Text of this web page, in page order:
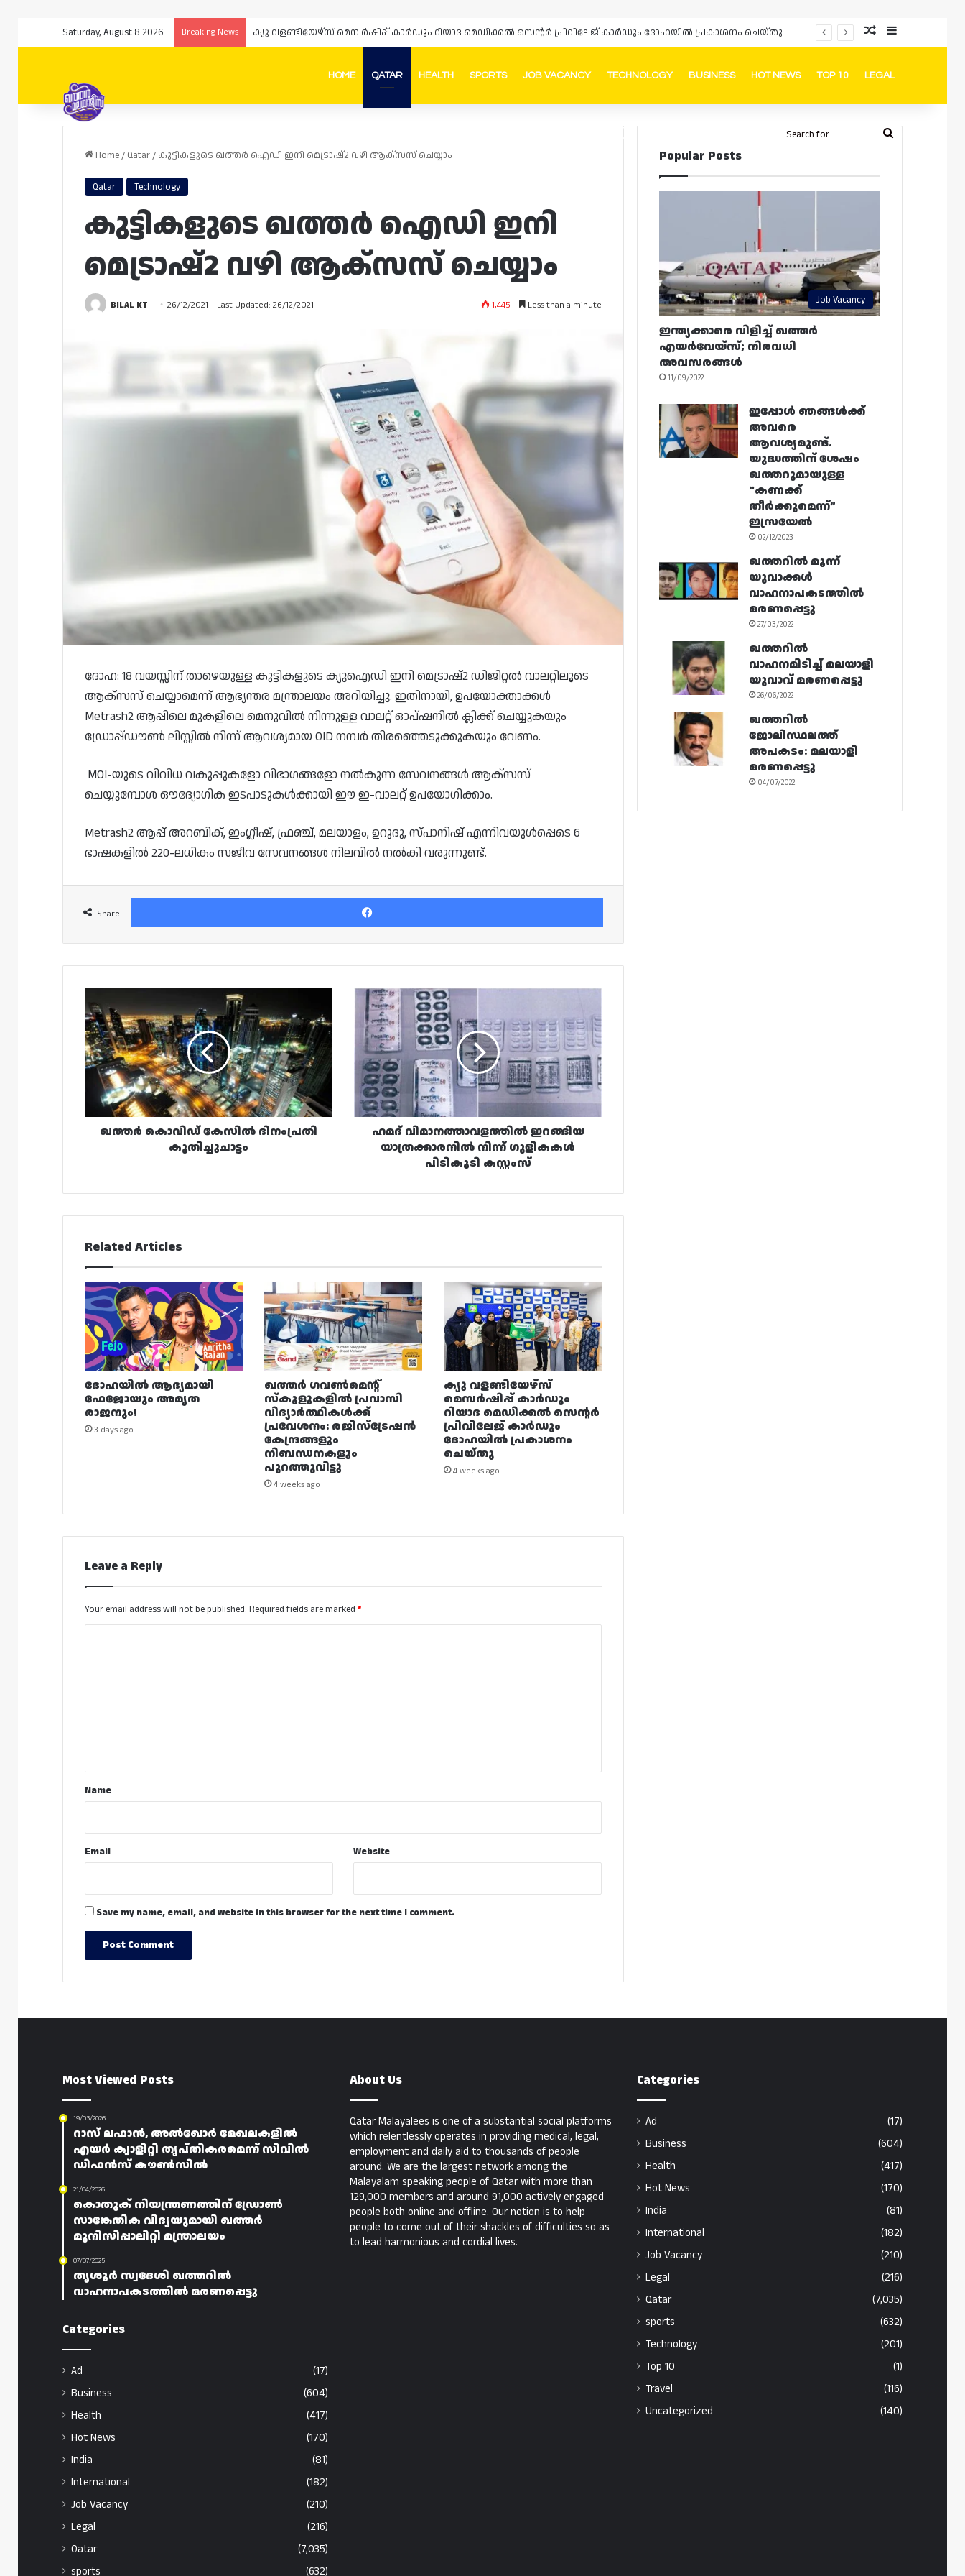
Saturday, August 8 2026 Breaking News ക്യു വളണ്ടിയേഴ്‌സ് മെമ്പർഷിപ്പ് കാർഡും റിയാദ മെഡിക്കൽ സെന്റർ പ്രിവിലേജ് കാർഡും ദോഹയിൽ പ്രകാശനം ചെയ്തു Random Article
Sidebar
HOME QATAR HEALTH SPORTS JOB VACANCY TECHNOLOGY BUSINESS HOT NEWS TOP 10 LEGAL
FacebookInstagram
Telegram
Whatsapp Random Article
Switch skin
Search
Home/ Qatar/ കുട്ടികളുടെ ഖത്തർ ഐഡി ഇനി മെട്രാഷ്2 വഴി ആക്സസ് ചെയ്യാം
Qatar Technology
കുട്ടികളുടെ ഖത്തർ ഐഡി ഇനി
മെട്രാഷ്2 വഴി ആക്സസ് ചെയ്യാം
BILAL KT 26/12/2021 Last Updated: 26/12/2021 1,445 Less than a minute
ദോഹ: 18 വയസ്സിന് താഴെയുള്ള കുട്ടികളുടെ ക്യുഐഡി ഇനി മെട്രാഷ്2 ഡിജിറ്റൽ വാലറ്റിലൂടെ
ആക്‌സസ് ചെയ്യാമെന്ന് ആഭ്യന്തര മന്ത്രാലയം അറിയിച്ചു. ഇതിനായി, ഉപയോക്താക്കൾ
Metrash2 ആപ്പിലെ മുകളിലെ മെനുവിൽ നിന്നുള്ള വാലറ്റ് ഓപ്ഷനിൽ ക്ലിക്ക് ചെയ്യുകയും
ഡ്രോപ്പ്ഡൗൺ ലിസ്റ്റിൽ നിന്ന് ആവശ്യമായ QID നമ്പർ തിരഞ്ഞെടുക്കുകയും വേണം.
MOI-യുടെ വിവിധ വകുപ്പുകളോ വിഭാഗങ്ങളോ നൽകുന്ന സേവനങ്ങൾ ആക്‌സസ്
ചെയ്യുമ്പോൾ ഔദ്യോഗിക ഇടപാടുകൾക്കായി ഈ ഇ-വാലറ്റ് ഉപയോഗിക്കാം.
Metrash2 ആപ്പ് അറബിക്, ഇംഗ്ലീഷ്, ഫ്രഞ്ച്, മലയാളം, ഉറുദു, സ്പാനിഷ് എന്നിവയുൾപ്പെടെ 6
ഭാഷകളിൽ 220-ലധികം സജീവ സേവനങ്ങൾ നിലവിൽ നൽകി വരുന്നുണ്ട്.
Share
Facebook
കൊവിഡ്
കേസിൽ
ദിനംപ്രതി
കുതിച്ചുചാട്ടം
ഖത്തർ കൊവിഡ് കേസിൽ ദിനംപ്രതി
കുതിച്ചുചാട്ടം
ഹമദ്
വിമാനത്താവളത്തിൽ
ഇറങ്ങിയ
യാത്രക്കാരനിൽ
നിന്ന്
ഗുളികകൾ
പിടികൂടി
കസ്റ്റംസ്
ഹമദ് വിമാനത്താവളത്തിൽ ഇറങ്ങിയ
യാത്രക്കാരനിൽ നിന്ന് ഗുളികകൾ
പിടികൂടി കസ്റ്റംസ്
Related Articles
ദോഹയിൽ ആദ്യമായി
ഫേജോയും അമൃത
രാജനും!
3 days ago
ഖത്തർ ഗവൺമെന്റ്
സ്കൂളുകളിൽ പ്രവാസി
വിദ്യാർത്ഥികൾക്ക്
പ്രവേശനം: രജിസ്ട്രേഷൻ
കേന്ദ്രങ്ങളും
നിബന്ധനകളും
പുറത്തുവിട്ടു
4 weeks ago
ക്യു വളണ്ടിയേഴ്‌സ്
മെമ്പർഷിപ്പ് കാർഡും
റിയാദ മെഡിക്കൽ സെന്റർ
പ്രിവിലേജ് കാർഡും
ദോഹയിൽ പ്രകാശനം
ചെയ്തു
4 weeks ago
Leave a Reply
Your email address will not be published. Required fields are marked *
*Name
Email Website
Save my name, email, and website in this browser for the next time I comment.
Popular Posts
Job Vacancy
ഇന്ത്യക്കാരെ വിളിച്ച് ഖത്തർ
എയർവേയ്‌സ്; നിരവധി
അവസരങ്ങൾ
11/09/2022
ഇപ്പോൾ ഞങ്ങൾക്ക്
അവരെ
ആവശ്യമുണ്ട്.
യുദ്ധത്തിന് ശേഷം
ഖത്തറുമായുള്ള
“കണക്ക്
തീർക്കുമെന്ന്”
ഇസ്രയേൽ
02/12/2023
ഖത്തറിൽ മൂന്ന്
യുവാക്കൾ
വാഹനാപകടത്തിൽ
മരണപ്പെട്ടു
27/03/2022
ഖത്തറിൽ
വാഹനമിടിച്ച് മലയാളി
യുവാവ് മരണപ്പെട്ടു
26/06/2022
ഖത്തറിൽ
ജോലിസ്ഥലത്ത്
അപകടം: മലയാളി
മരണപ്പെട്ടു
04/07/2022
Most Viewed Posts
19/03/2026
റാസ് ലഫാൻ, അൽഖോർ മേഖലകളിൽ
എയർ ക്വാളിറ്റി തൃപ്തികരമെന്ന് സിവിൽ
ഡിഫൻസ് കൗൺസിൽ
21/04/2026
കൊതുക് നിയന്ത്രണത്തിന് ഡ്രോൺ
സാങ്കേതിക വിദ്യയുമായി ഖത്തർ
മുനിസിപ്പാലിറ്റി മന്ത്രാലയം
07/07/2025
തൃശൂർ സ്വദേശി ഖത്തറിൽ
വാഹനാപകടത്തിൽ മരണപ്പെട്ടു
Categories
Ad
(17)
Business
(604)
Health
(417)
Hot News
(170)
India
(81)
International
(182)
Job Vacancy
(210)
Legal
(216)
Qatar
(7,035)
sports
(632)
About Us
Qatar Malayalees is one of a substantial social platforms
which relentlessly operates in providing medical, legal,
employment and daily aid to thousands of people
around. We are the largest network among the
Malayalam speaking people of Qatar with more than
129,000 members and around 91,000 actively engaged
people both online and offline. Our notion is to help
people to come out of their shackles of difficulties so as
to lead harmonious and cordial lives.
Categories
Ad
(17)
Business
(604)
Health
(417)
Hot News
(170)
India
(81)
International
(182)
Job Vacancy
(210)
Legal
(216)
Qatar
(7,035)
sports
(632)
Technology
(201)
Top 10
(1)
Travel
(116)
Uncategorized
(140)